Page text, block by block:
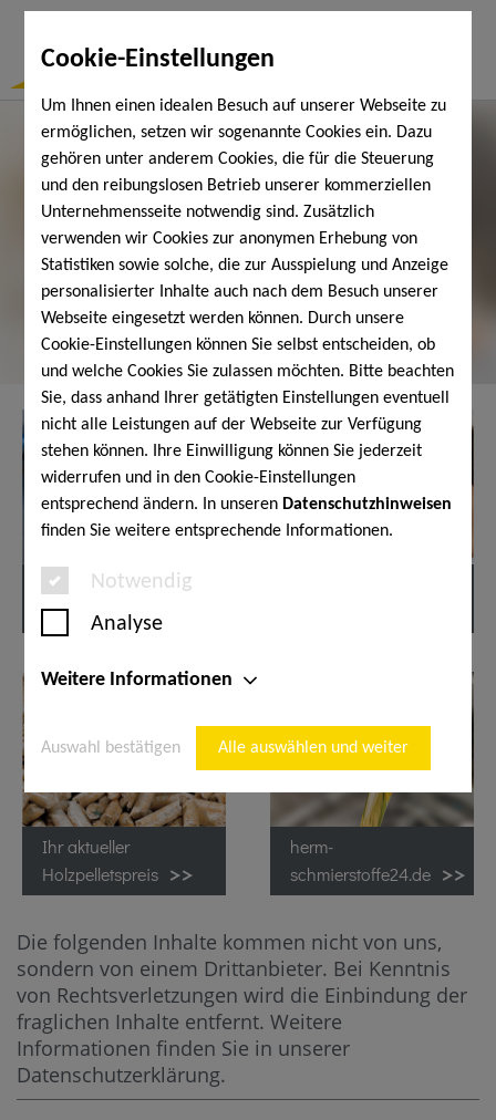
Cookie-Einstellungen
Um Ihnen einen idealen Besuch auf unserer Webseite zu
ermöglichen, setzen wir sogenannte Cookies ein. Dazu
gehören unter anderem Cookies, die für die Steuerung
und den reibungslosen Betrieb unserer kommerziellen
Unternehmensseite notwendig sind. Zusätzlich
verwenden wir Cookies zur anonymen Erhebung von
Statistiken sowie solche, die zur Ausspielung und Anzeige
personalisierter Inhalte auch nach dem Besuch unserer
Webseite eingesetzt werden können. Durch unsere
Cookie-Einstellungen können Sie selbst entscheiden, ob
und welche Cookies Sie zulassen möchten. Bitte beachten
Sie, dass anhand Ihrer getätigten Einstellungen eventuell
nicht alle Leistungen auf der Webseite zur Verfügung
stehen können. Ihre Einwilligung können Sie jederzeit
widerrufen und in den Cookie-Einstellungen
entsprechend ändern. In unseren Datenschutzhinweisen
finden Sie weitere entsprechende Informationen.
Notwendig
Analyse
Weitere Informationen
Auswahl bestätigen Alle auswählen und weiter
Ihr aktueller
Erdgaspreis
Ihr aktueller
Holzpelletspreis
herm-
schmierstoffe24.de
Die folgenden Inhalte kommen nicht von uns,
sondern von einem Drittanbieter. Bei Kenntnis
von Rechtsverletzungen wird die Einbindung der
fraglichen Inhalte entfernt. Weitere
Informationen finden Sie in unserer
Datenschutzerklärung.